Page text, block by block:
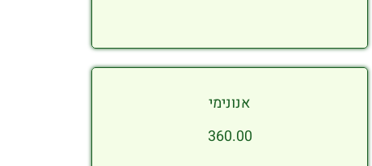
אנונימי
360.00